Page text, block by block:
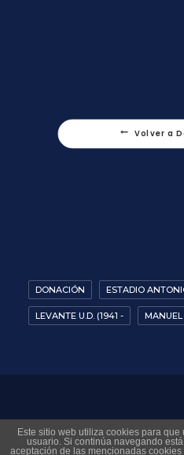
Volver a
DONACIÓN ESTADIO
LEVANTE U.D. (1941 -
© 2026 Museo Virtual
Este sitio web utiliza cookies para
usuario. Si continúa navegando
aceptación de las mencionadas